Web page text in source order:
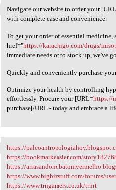
Navigate our website to order
Navigate our website to order your
with complete ease and convenience.
To get your order of essential medicine,
href="https://karachigo.com/drugs/
immediate needs or to stock up, we've
Quickly and conveniently purchase
Optimize your health by controlling
effortlessly. Procure your [URL=https://
purchase[/URL - today and embrace a
https://paleoantropologiahoy
https://
https://bookmarkeasier.com/
https://
https://www.bigbizstuff.com/forums/
https://www.trngamers.co.uk/trnrt